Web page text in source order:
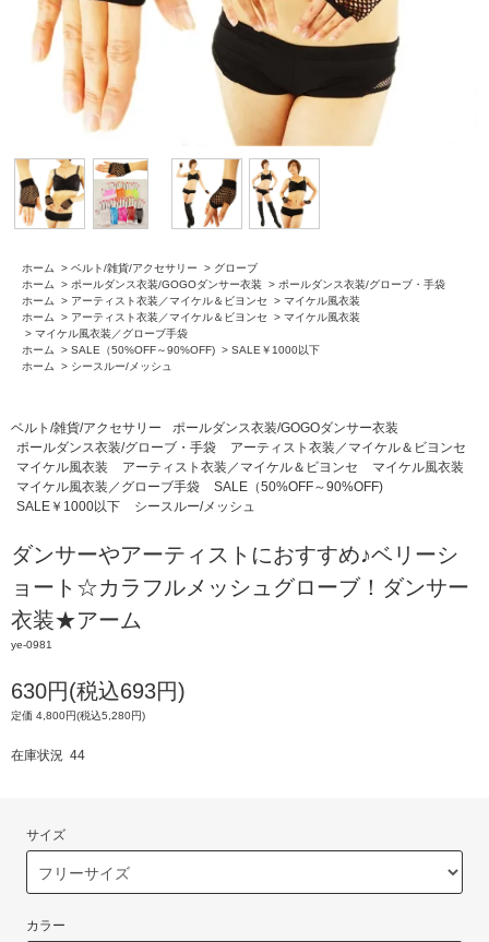
ホーム > ベルト/雑貨/アクセサリー > グローブ
ホーム
> ポールダンス衣装/GOGOダンサー衣装 > ポールダンス衣装/グローブ・手袋
ホーム
> アーティスト衣装／マイケル＆ビヨンセ > マイケル風衣装
ホーム
> アーティスト衣装／マイケル＆ビヨンセ > マイケル風衣装
> マイケル風衣装／グローブ手袋
ホーム
> SALE（50%OFF～90%OFF) > SALE￥1000以下
ホーム
> シースルー/メッシュ
ベルト/雑貨/アクセサリー
ポールダンス衣装/GOGOダンサー衣装
ポールダンス衣装/グローブ・手袋
アーティスト衣装／マイケル＆ビヨンセ
マイケル風衣装
アーティスト衣装／マイケル＆ビヨンセ
マイケル風衣装
マイケル風衣装／グローブ手袋
SALE（50%OFF～90%OFF)
SALE￥1000以下
シースルー/メッシュ
ダンサーやアーティストにおすすめ♪ベリーシ
ョート☆カラフルメッシュグローブ！ダンサー
衣装★アーム
ye-0981
630円(税込693円)
定価 4,800円(税込5,280円)
在庫状況 44
サイズ
カラー